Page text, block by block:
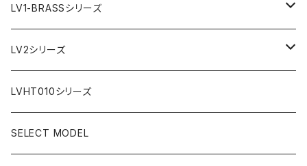
AR文字盤
フラット型ベゼル
スロープ型ベゼル
C1文字盤
C3文字盤
C3S文字盤
LV1-BRASSシリーズ
AR文字盤
C3S文字盤
2ND文字盤
LV2シリーズ
AR文字盤
C1文字盤
LVHT010シリーズ
SELECT MODEL